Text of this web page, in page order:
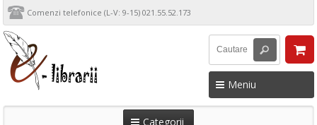
Comenzi telefonice (L-V: 9-15) 021.55.52.173
Meniu
Categorii